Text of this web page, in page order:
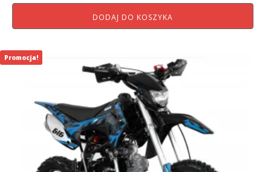
cena
wynosiła:
cena
wynosi:
DODAJ DO KOSZYKA
Promocja!